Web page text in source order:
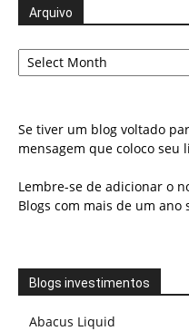
Arquivo
Arquivo
Se tiver um blog voltado
mensagem que coloco seu
Lembre-se de adicionar o
Blogs com mais de um ano
Blogs investimentos
Abacus Liquid